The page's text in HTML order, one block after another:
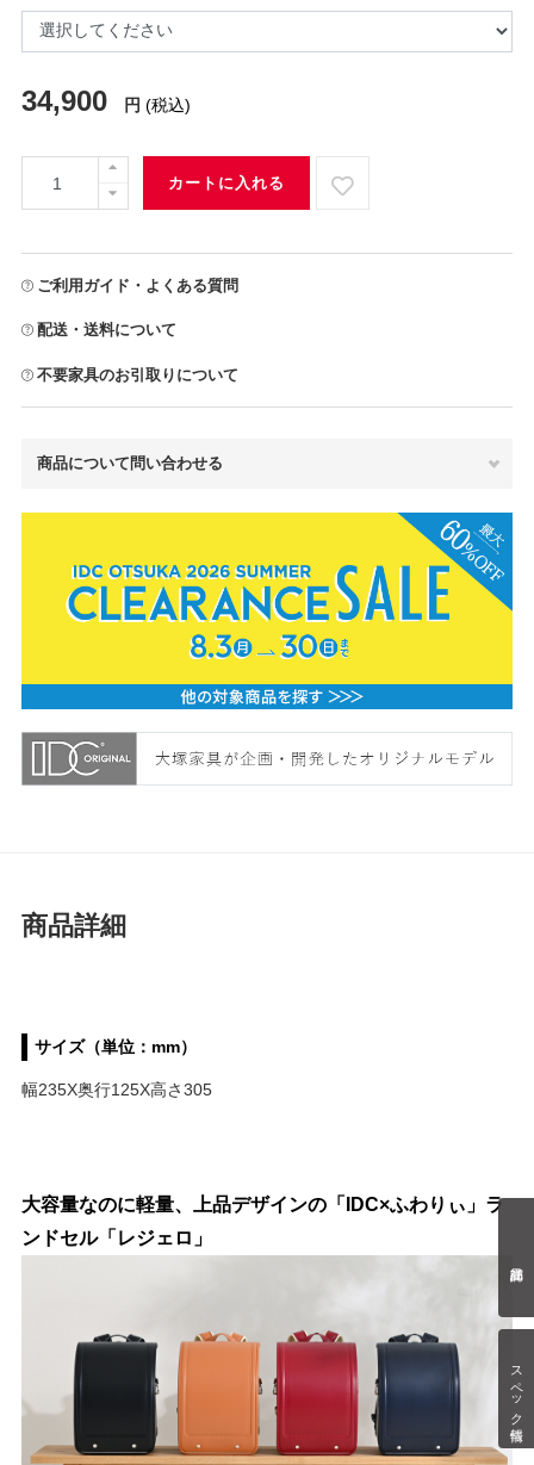
スペック情報
34,900 円 (税込)
カートに入れる
ご利用ガイド・よくある質問
配送・送料について
不要家具のお引取りについて
商品について問い合わせる
商品詳細
サイズ（単位：mm）
幅235X奥行125X高さ305
大容量なのに軽量、上品デザインの「IDC×ふわりぃ」ラ
ンドセル「レジェロ」